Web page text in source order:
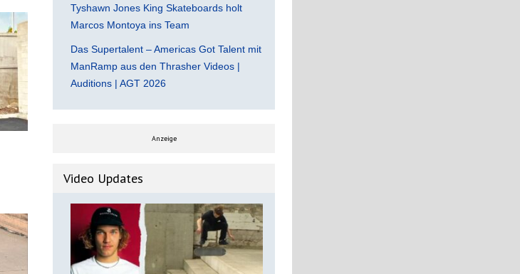
Tyshawn Jones King Skateboards holt
Marcos Montoya ins Team
Das Supertalent – Americas Got Talent mit
ManRamp aus den Thrasher Videos |
Auditions | AGT 2026
Anzeige
Video Updates